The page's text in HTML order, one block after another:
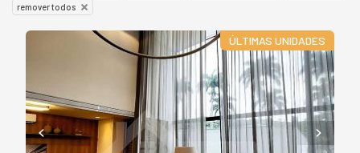
remover todos
ÚLTIMAS UNIDADES